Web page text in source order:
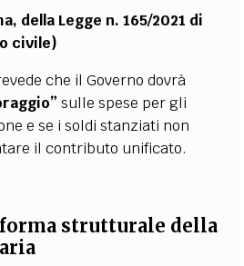
della Legge n. 165/2021 di
civile)
che il Governo dovrà
sulle spese per gli
e se i soldi stanziati non
il contributo unificato.
strutturale della